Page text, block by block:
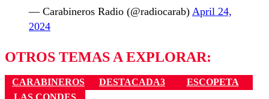
— Carabineros Radio (@radiocarab) April 24,
2024
OTROS TEMAS A EXPLORAR:
CARABINEROS DESTACADA3
ESCOPETA
LAS CONDES